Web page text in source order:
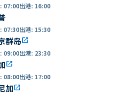
: 07:00出港: 16:00
: 07:30出港: 15:30
群岛open_in_new
: 09:00出港: 23:30
open_in_new
: 08:00出港: 17:00
加open_in_new